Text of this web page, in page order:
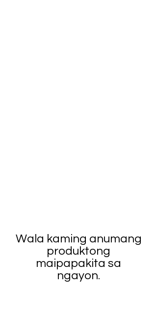
Wala kaming anumang
produktong
maipapakita sa
ngayon.